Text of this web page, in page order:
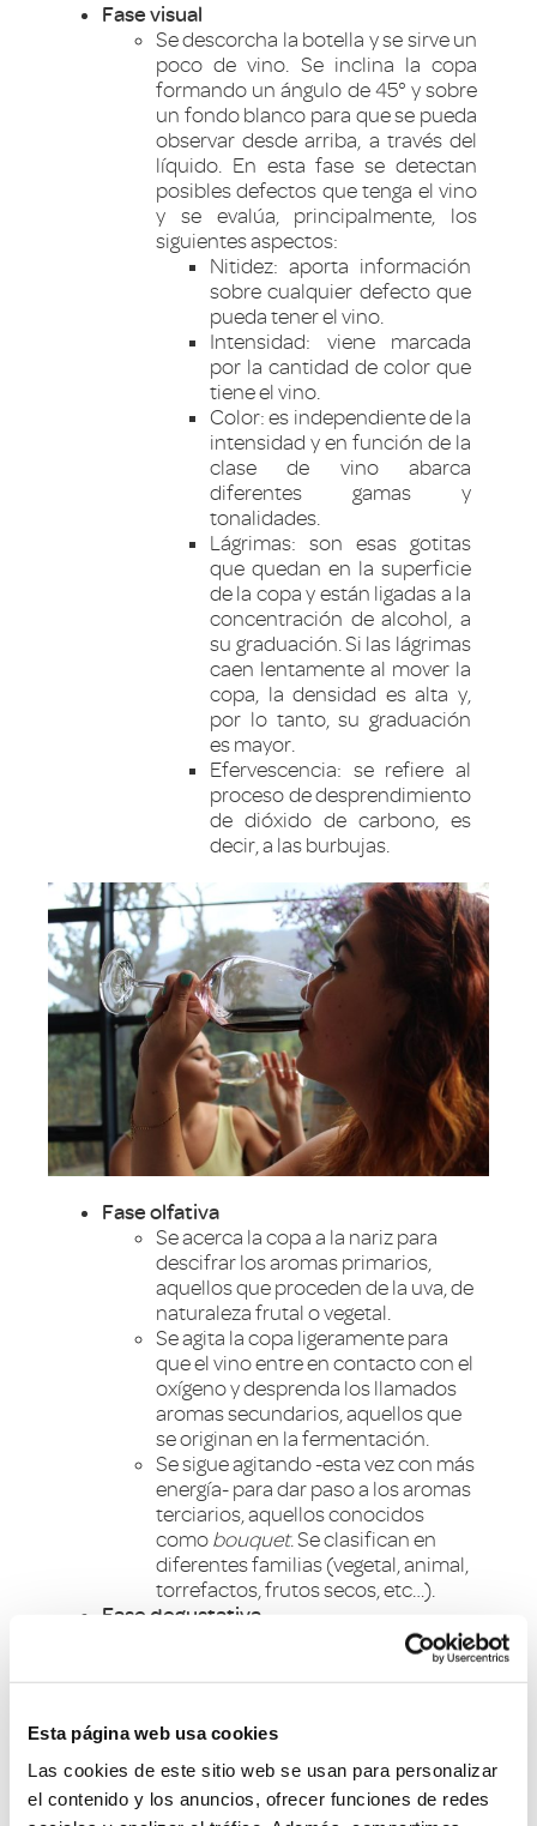
Esta página web usa cookies
Las cookies de este sitio web se usan para personalizar
el contenido y los anuncios, ofrecer funciones de redes
Fase visual
Se descorcha la botella y se sirve un
poco de vino. Se inclina la copa
formando un ángulo de 45° y sobre
un fondo blanco para que se pueda
observar desde arriba, a través del
líquido. En esta fase se detectan
posibles defectos que tenga el vino
y se evalúa, principalmente, los
siguientes aspectos:
Nitidez: aporta información
sobre cualquier defecto que
pueda tener el vino.
Intensidad: viene marcada
por la cantidad de color que
tiene el vino.
Color: es independiente de la
intensidad y en función de la
clase de vino abarca
diferentes gamas y
tonalidades.
Lágrimas: son esas gotitas
que quedan en la superficie
de la copa y están ligadas a la
concentración de alcohol, a
su graduación. Si las lágrimas
caen lentamente al mover la
copa, la densidad es alta y,
por lo tanto, su graduación
es mayor.
Efervescencia: se refiere al
proceso de desprendimiento
de dióxido de carbono, es
decir, a las burbujas.
Fase olfativa
Se acerca la copa a la nariz para
descifrar los aromas primarios,
aquellos que proceden de la uva, de
naturaleza frutal o vegetal.
Se agita la copa ligeramente para
que el vino entre en contacto con el
oxígeno y desprenda los llamados
aromas secundarios, aquellos que
se originan en la fermentación.
Se sigue agitando -esta vez con más
energía- para dar paso a los aromas
terciarios, aquellos conocidos
como bouquet. Se clasifican en
diferentes familias (vegetal, animal,
torrefactos, frutos secos, etc…).
Fase degustativa
El vino llega a la boca. A través de la
cuatro sabores básicos: dulce,
Se determina la textura, que puede
ser definida como de seda,
terciopelo o satén; así como el
tacto, apreciando la suavidad o